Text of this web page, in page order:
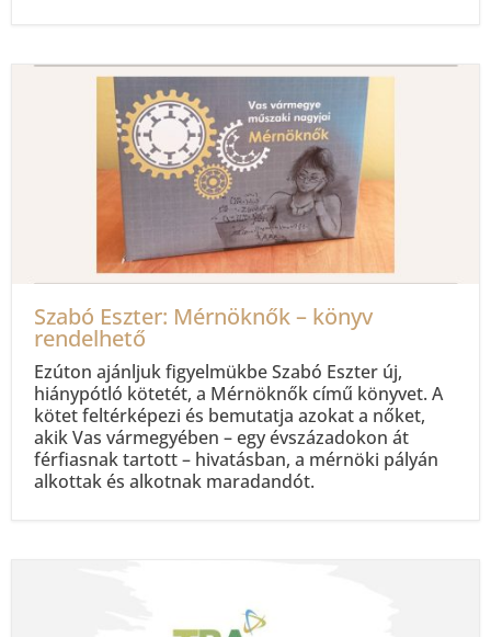
Szabó Eszter: Mérnöknők – könyv
rendelhető
Ezúton ajánljuk figyelmükbe Szabó Eszter új,
hiánypótló kötetét, a Mérnöknők című könyvet. A
kötet feltérképezi és bemutatja azokat a nőket,
akik Vas vármegyében – egy évszázadokon át
férfiasnak tartott – hivatásban, a mérnöki pályán
alkottak és alkotnak maradandót.